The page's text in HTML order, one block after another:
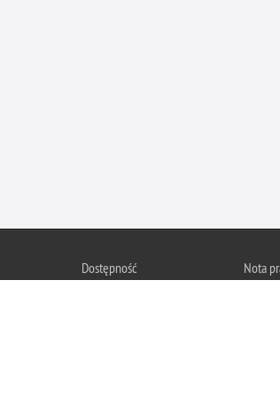
Dostępność
Nota